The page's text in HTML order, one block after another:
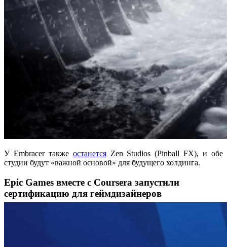
У Embracer также останетсяZen Studios (Pinball FX), и обе
студии будут «важной основой» для будущего холдинга.
Epic Games вместе с Coursera запустили
сертификацию для геймдизайнеров